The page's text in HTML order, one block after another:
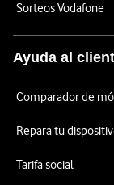
Sorteos Vodafone
Ayuda al
Comparador de
Repara tu
Tarifa social